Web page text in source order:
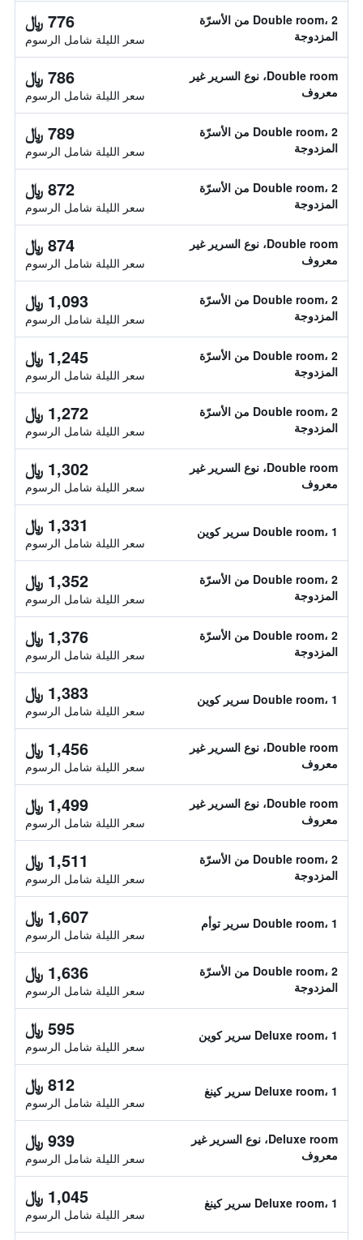
Double room، 2 من الأسرّة
المزدوجة
776 ﷼
سعر الليلة شامل الرسوم
Double room، نوع السرير غير
معروف
786 ﷼
سعر الليلة شامل الرسوم
Double room، 2 من الأسرّة
المزدوجة
789 ﷼
سعر الليلة شامل الرسوم
Double room، 2 من الأسرّة
المزدوجة
872 ﷼
سعر الليلة شامل الرسوم
Double room، نوع السرير غير
معروف
874 ﷼
سعر الليلة شامل الرسوم
Double room، 2 من الأسرّة
المزدوجة
1,093 ﷼
سعر الليلة شامل الرسوم
Double room، 2 من الأسرّة
المزدوجة
1,245 ﷼
سعر الليلة شامل الرسوم
Double room، 2 من الأسرّة
المزدوجة
1,272 ﷼
سعر الليلة شامل الرسوم
Double room، نوع السرير غير
معروف
1,302 ﷼
سعر الليلة شامل الرسوم
Double room، 1 سرير كوين 1,331 ﷼
سعر الليلة شامل الرسوم
Double room، 2 من الأسرّة
المزدوجة
1,352 ﷼
سعر الليلة شامل الرسوم
Double room، 2 من الأسرّة
المزدوجة
1,376 ﷼
سعر الليلة شامل الرسوم
Double room، 1 سرير كوين 1,383 ﷼
سعر الليلة شامل الرسوم
Double room، نوع السرير غير
معروف
1,456 ﷼
سعر الليلة شامل الرسوم
Double room، نوع السرير غير
معروف
1,499 ﷼
سعر الليلة شامل الرسوم
Double room، 2 من الأسرّة
المزدوجة
1,511 ﷼
سعر الليلة شامل الرسوم
Double room، 1 سرير توأم 1,607 ﷼
سعر الليلة شامل الرسوم
Double room، 2 من الأسرّة
المزدوجة
1,636 ﷼
سعر الليلة شامل الرسوم
Deluxe room، 1 سرير كوين 595 ﷼
سعر الليلة شامل الرسوم
Deluxe room، 1 سرير كينغ 812 ﷼
سعر الليلة شامل الرسوم
Deluxe room، نوع السرير غير
معروف
939 ﷼
سعر الليلة شامل الرسوم
Deluxe room، 1 سرير كينغ 1,045 ﷼
سعر الليلة شامل الرسوم